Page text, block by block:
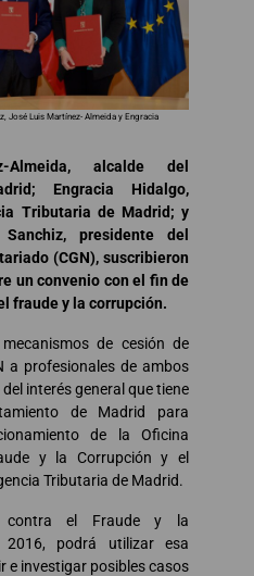
José Luis Martínez- Almeida y Engracia
Almeida, alcalde del
Engracia Hidalgo,
Tributaria de Madrid; y
presidente del
(CGN), suscribieron
un convenio con el fin de
fraude y la corrupción.
de cesión de
a profesionales de ambos
interés general que tiene
de Madrid para
de la Oficina
y la Corrupción y el
Tributaria de Madrid.
contra el Fraude y la
2016, podrá utilizar esa
e investigar posibles casos